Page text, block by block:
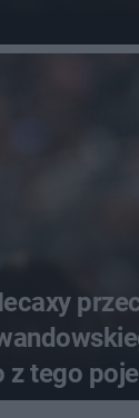
z tego